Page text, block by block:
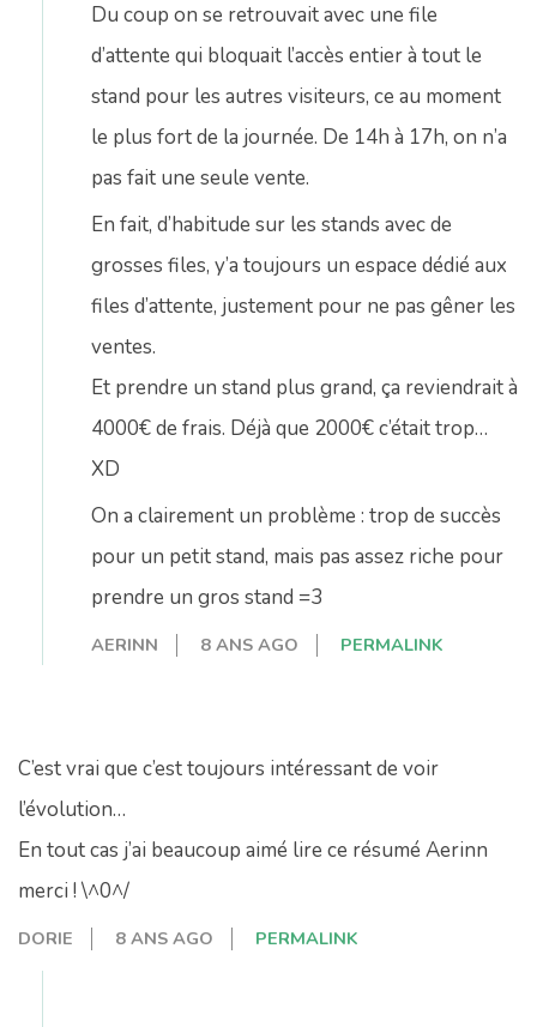
Du coup on se retrouvait avec une file
d’attente qui bloquait l’accès entier à tout le
stand pour les autres visiteurs, ce au moment
le plus fort de la journée. De 14h à 17h, on n’a
pas fait une seule vente.
En fait, d’habitude sur les stands avec de
grosses files, y’a toujours un espace dédié aux
files d’attente, justement pour ne pas gêner les
ventes.
Et prendre un stand plus grand, ça reviendrait à
4000€ de frais. Déjà que 2000€ c’était trop…
XD
On a clairement un problème : trop de succès
pour un petit stand, mais pas assez riche pour
prendre un gros stand =3
AERINN 8 ANS AGO PERMALINK
C’est vrai que c’est toujours intéressant de voir
l’évolution…
En tout cas j’ai beaucoup aimé lire ce résumé Aerinn
merci ! \^0^/
DORIE 8 ANS AGO PERMALINK